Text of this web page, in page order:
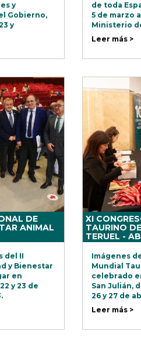
y
Gobierno,
y
de toda
5 de marzo
Ministerio
protestar
Leer más >
DE
ANIMAL
del II
y Bienestar
en
y 23 de
XI
TAURINO
TERUEL -
Imágenes
Mundial
celebrado
San Julián,
26 y 27 de
asistencia
Leer más >